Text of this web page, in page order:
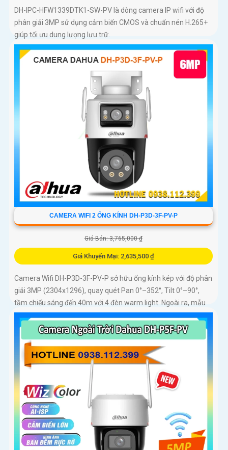
DH-IPC-HFW1339DTK1-SW-PV là dòng camera IP wifi với độ
phân giải 3MP sử dụng cảm biến CMOS và chuẩn nén H.265+
giúp tối ưu dung lượng lưu trữ.
CAMERA WIFI 2 ỐNG KÍNH DH-P3D-3F-PV-P
Giá Bán: 3,765,000 ₫
Giá Khuyến Mại: 2,635,500 ₫
Camera Wifi DH-P3D-3F-PV-P sở hữu ống kính kép với độ phân
giải 3MP (2304x1296), quay quét Pan 0°–352°, Tilt 0°–90°,
tầm chiếu sáng đến 40m với 4 đèn warm light. Ngoài ra, mẫu
camera này còn đạt chuẩn chống nước IP66, hỗ trợ thẻ nhớ tối
đa 256GB, kết nối Wi-Fi 2